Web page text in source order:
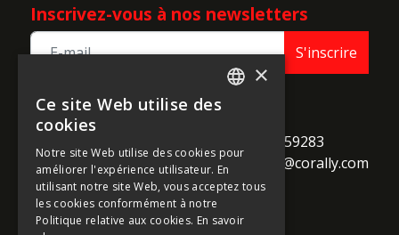
Inscrivez-vous à nos newsletters
S'inscrire
TEAM CORALLY
B-2250 Olen
Belgium
call +32 14 259283
alternate_email support@corally.com
×
Ce site Web utilise des
cookies
Notre site Web utilise des cookies pour
améliorer l'expérience utilisateur. En
utilisant notre site Web, vous acceptez tous
les cookies conformément à notre
Politique relative aux cookies. En savoir